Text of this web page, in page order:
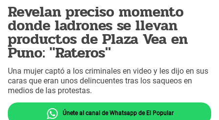
Revelan preciso momento
donde ladrones se llevan
productos de Plaza Vea en
Puno: "Rateros"
Una mujer captó a los criminales en video y les dijo en sus
caras que eran unos delincuentes tras los saqueos en
medios de las protestas.
Únete al canal de Whatsapp de El Popular